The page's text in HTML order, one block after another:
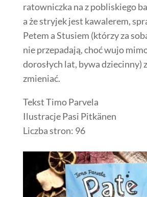
ratowniczka na z pobliskiego
a że stryjek jest kawalerem,
Petem a Stusiem (którzy za
nie przepadają, choć wujo
dorosłych lat, bywa dziecinny)
zmieniać.
Tekst Timo Parvela
Ilustracje Pasi Pitkänen
Liczba stron: 96